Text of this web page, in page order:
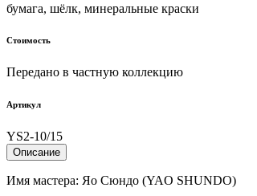
бумага, шёлк, минеральные краски
Стоимость
Передано в частную коллекцию
Артикул
YS2-10/15
Описание
Имя мастера: Яо Сюндо (YAO SHUNDO)